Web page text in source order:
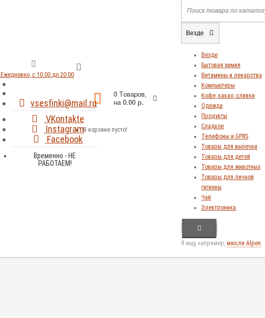
Ежедневно, с 10:00 до 20:00
vsesfinki@mail.ru
VKontakte
Instagram
Facebook
Временно - НЕ
РАБОТАЕМ!
0 Tоваров,
на 0.00 р.
В корзине пусто!
Везде
Везде
Бытовая химия
Витамины и лекарства
Компьютеры
Кофе, какао, сливки
Одежда
Продукты
Сладкое
Телефоны и GPRS
Товары для выпечки
Товары для детей
Товары для животных
Товары для личной
гигиены
Чай
Электроника
Я ищу, например, мюсли Alpen